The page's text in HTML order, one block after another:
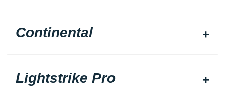
Continental
Lightstrike Pro